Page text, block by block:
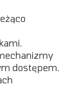
dostępem.